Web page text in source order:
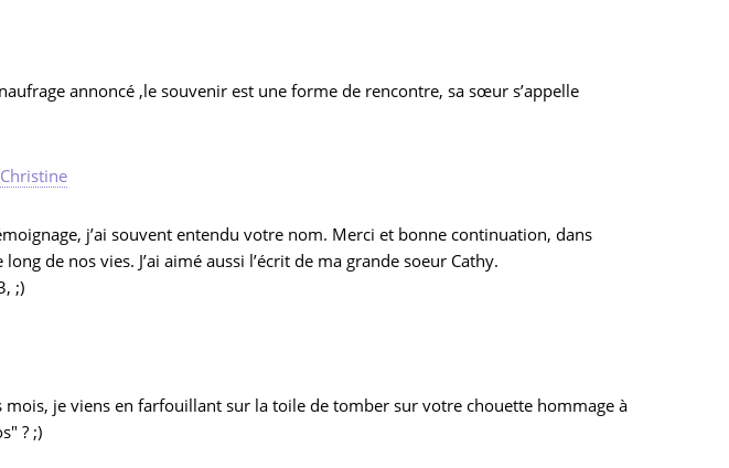
annoncé ,le souvenir est une forme de rencontre, sa sœur s’appelle
j’ai souvent entendu votre nom. Merci et bonne continuation, dans
de nos vies. J’ai aimé aussi l’écrit de ma grande soeur Cathy.
;)
je viens en farfouillant sur la toile de tomber sur votre chouette hommage à
? ;)